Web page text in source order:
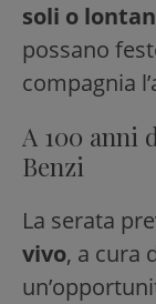
soli o
possano
compagnia
A 100 anni
Benzi
La serata
vivo, a cura